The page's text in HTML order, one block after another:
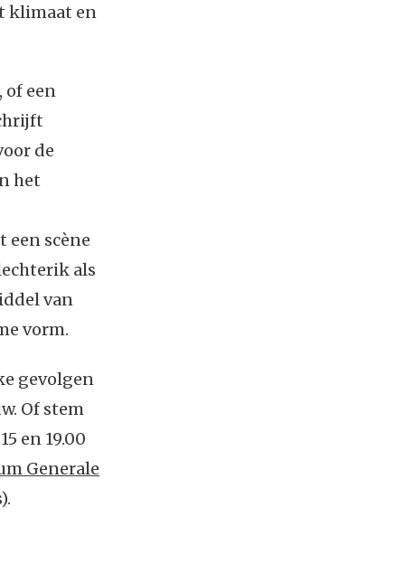
klimaat en
of een
de
het
een scène
als
van
vorm.
gevolgen
Of stem
en 19.00
Generale